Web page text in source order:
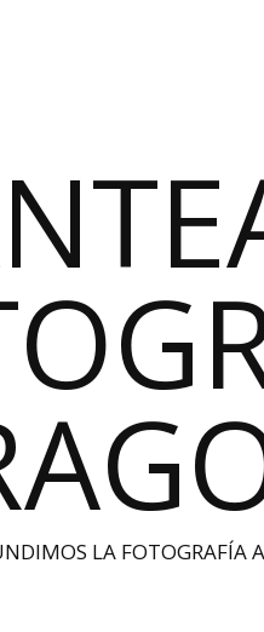
LA FOTOGRAFÍA